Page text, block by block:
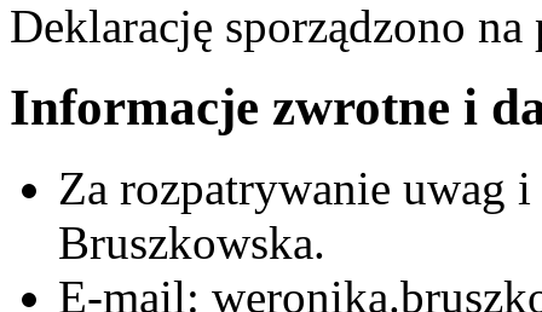
Deklarację sporządzono na
Informacje zwrotne i
Za rozpatrywanie uwag
Bruszkowska.
E-mail: